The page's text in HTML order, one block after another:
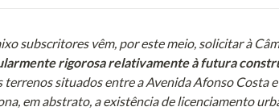
subscritores vêm, por este meio, solicitar à
rigorosa relativamente à futura
terrenos situados entre a Avenida Afonso Costa
em abstrato, a existência de licenciamento